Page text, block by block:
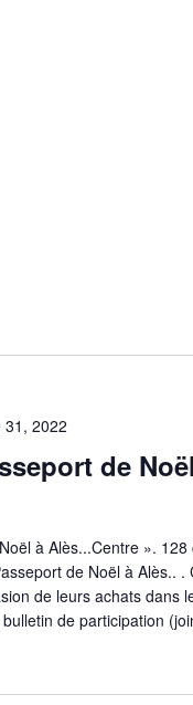
31, 2022
de
à Alès...Centre ». 128
de Noël à Alès..
de leurs achats dans
de participation